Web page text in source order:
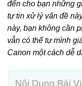
đến cho bạn những
tự tin xử lý vấn đề
này, bạn không cần
vẫn có thể tự mình
Canon một cách dễ
Nội Dung Bài